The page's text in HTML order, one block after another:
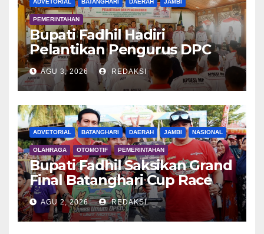
ADVETORIAL BATANGHARI DAERAH JAMBI
PEMERINTAHAN
Bupati Fadhil Hadiri
Pelantikan Pengurus DPC
APDESI MP
AGU 3, 2026 REDAKSI
ADVETORIAL BATANGHARI DAERAH JAMBI NASIONAL
OLAHRAGA OTOMOTIF PEMERINTAHAN
Bupati Fadhil Saksikan Grand
Final Batanghari Cup Race
2026
AGU 2, 2026 REDAKSI